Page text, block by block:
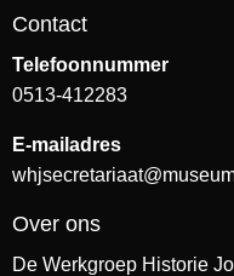
Contact
Telefoonnummer
0513-412283
E-mailadres
Over ons
De Werkgroep Historie